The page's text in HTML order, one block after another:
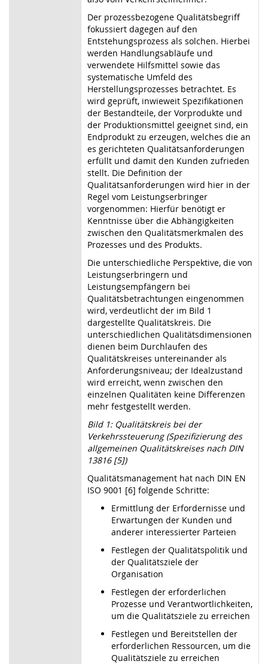
Der prozessbezogene Qualitätsbegriff
fokussiert dagegen auf den
Entstehungsprozess als solchen. Hierbei
werden Handlungsabläufe und
verwendete Hilfsmittel sowie das
systematische Umfeld des
Herstellungsprozesses betrachtet. Es
wird geprüft, inwieweit Spezifikationen
der Bestandteile, der Vorprodukte und
der Produktionsmittel geeignet sind, ein
Endprodukt zu erzeugen, welches die an
es gerichteten Qualitätsanforderungen
erfüllt und damit den Kunden zufrieden
stellt. Die Definition der
Qualitätsanforderungen wird hier in der
Regel vom Leistungserbringer
vorgenommen: Hierfür benötigt er
Kenntnisse über die Abhängigkeiten
zwischen den Qualitätsmerkmalen des
Prozesses und des Produkts.
Die unterschiedliche Perspektive, die von
Leistungserbringern und
Leistungsempfängern bei
Qualitätsbetrachtungen eingenommen
wird, verdeutlicht der im Bild 1
dargestellte Qualitätskreis. Die
unterschiedlichen Qualitätsdimensionen
dienen beim Durchlaufen des
Qualitätskreises untereinander als
Anforderungsniveau; der Idealzustand
wird erreicht, wenn zwischen den
einzelnen Qualitäten keine Differenzen
mehr festgestellt werden.
Bild 1: Qualitätskreis bei der
Verkehrssteuerung (Spezifizierung des
allgemeinen Qualitätskreises nach DIN
13816 [5])
Qualitätsmanagement hat nach DIN EN
ISO 9001 [6] folgende Schritte:
Ermittlung der Erfordernisse und
Erwartungen der Kunden und
anderer interessierter Parteien
Festlegen der Qualitätspolitik und
der Qualitätsziele der
Organisation
Festlegen der erforderlichen
Prozesse und Verantwortlichkeiten,
um die Qualitätsziele zu erreichen
Festlegen und Bereitstellen der
erforderlichen Ressourcen, um die
Qualitätsziele zu erreichen